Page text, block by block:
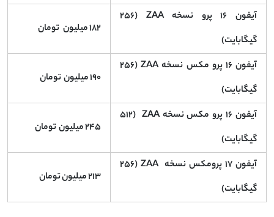
آیفون ۱۶ پرو نسخه ZAA (۲۵۶
گیگابایت)
۱۸۲ میلیون تومان
آیفون ۱۶ پرو مکس نسخه ZAA (۲۵۶
گیگابایت)
۱۹۰ میلیون تومان
آیفون ۱۶ پرو مکس نسخه ZAA (۵۱۲
گیگابایت)
۲۴۵ میلیون تومان
آیفون ۱۷ پرومکس نسخه ZAA (۲۵۶
گیگابایت)
۲۱۳ میلیون تومان